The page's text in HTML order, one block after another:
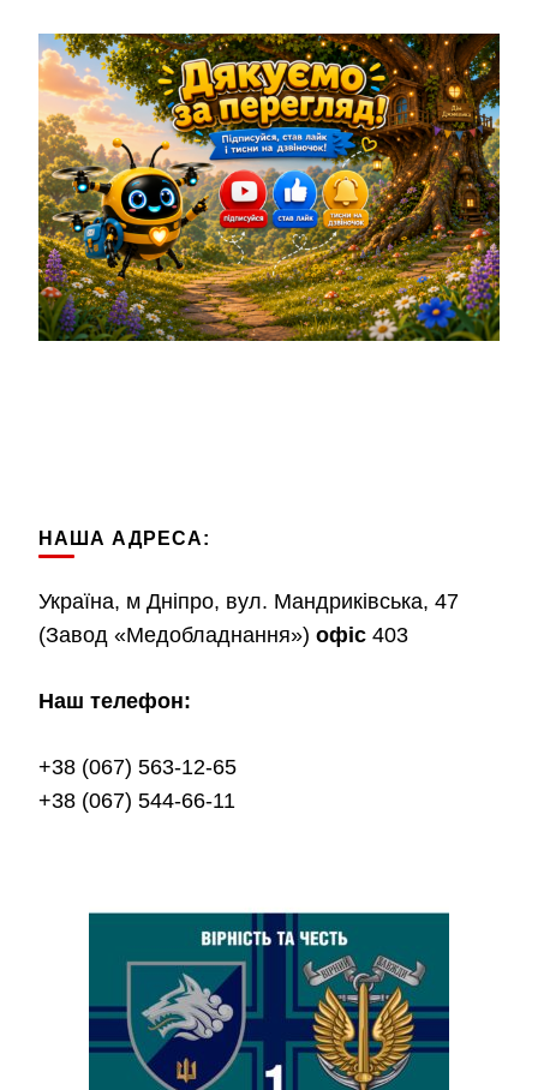
НАША АДРЕСА:
Україна, м Дніпро, вул. Мандриківська, 47
(Завод «Медобладнання») офіс 403
Наш телефон:
+38 (067) 563-12-65
+38 (067) 544-66-11